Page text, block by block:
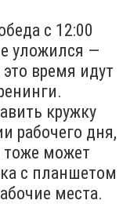
с 12:00
уложился —
время идут
кружку
рабочего дня,
тоже может
с планшетом
места.